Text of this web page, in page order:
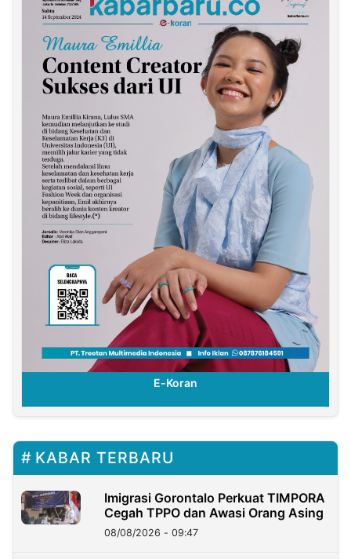
E-Koran
KABAR TERBARU
Imigrasi Gorontalo Perkuat TIMPORA
Cegah TPPO dan Awasi Orang Asing
08/08/2026 - 09:47